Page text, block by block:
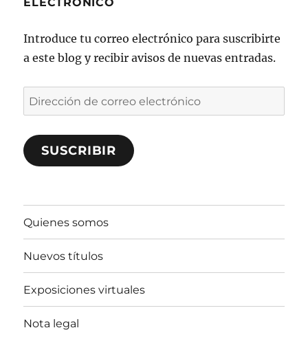
ELECTRÓNICO
Introduce tu correo electrónico para suscribirte
a este blog y recibir avisos de nuevas entradas.
Dirección
de
correo
electrónico
SUSCRIBIR
Quienes somos
Nuevos títulos
Exposiciones virtuales
Nota legal